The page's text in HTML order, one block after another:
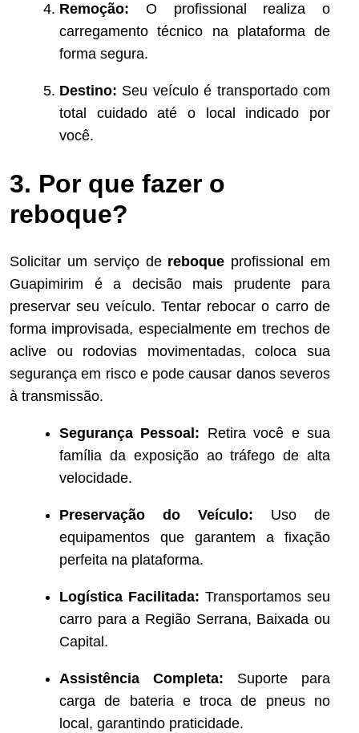
Remoção: O profissional realiza o
carregamento técnico na plataforma de
forma segura.
Destino: Seu veículo é transportado com
total cuidado até o local indicado por
você.
3. Por que fazer o
reboque?
Solicitar um serviço de reboque profissional em
Guapimirim é a decisão mais prudente para
preservar seu veículo. Tentar rebocar o carro de
forma improvisada, especialmente em trechos de
aclive ou rodovias movimentadas, coloca sua
segurança em risco e pode causar danos severos
à transmissão.
Segurança Pessoal: Retira você e sua
família da exposição ao tráfego de alta
velocidade.
Preservação do Veículo: Uso de
equipamentos que garantem a fixação
perfeita na plataforma.
Logística Facilitada: Transportamos seu
carro para a Região Serrana, Baixada ou
Capital.
Assistência Completa: Suporte para
carga de bateria e troca de pneus no
local, garantindo praticidade.